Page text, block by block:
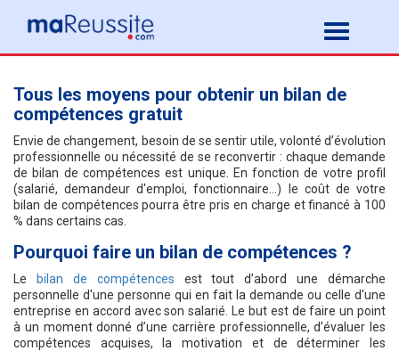
Tous les moyens pour obtenir un bilan de
compétences gratuit
Envie de changement, besoin de se sentir utile, volonté d’évolution
professionnelle ou nécessité de se reconvertir : chaque demande
de bilan de compétences est unique. En fonction de votre profil
(salarié, demandeur d'emploi, fonctionnaire…) le coût de votre
bilan de compétences pourra être pris en charge et financé à 100
% dans certains cas.
Pourquoi faire un bilan de compétences ?
Le bilan de compétences est tout d’abord une démarche
personnelle d'une personne qui en fait la demande ou celle d'une
entreprise en accord avec son salarié. Le but est de faire un point
à un moment donné d’une carrière professionnelle, d’évaluer les
compétences acquises, la motivation et de déterminer les